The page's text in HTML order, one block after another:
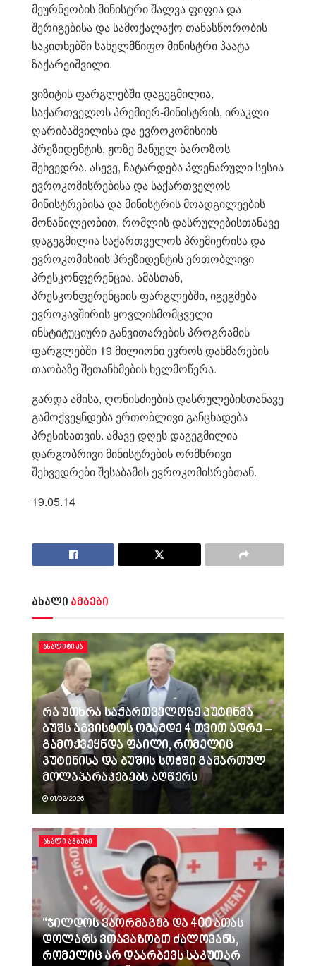
მეურნეობის მინისტრი შალვა ფიფია და
შერიგებისა და სამოქალაქო თანასწორობის
საკითხებში სახელმწიფო მინისტრი პაატა
ზაქარეიშვილი.
ვიზიტის ფარგლებში დაგეგმილია,
საქართველოს პრემიერ-მინისტრის, ირაკლი
ღარიბაშვილისა და ევროკომისიის
პრეზიდენტის, ჟოზე მანუელ ბაროზოს
შეხვედრა. ასევე, ჩატარდება პლენარული სესია
ევროკომისრებისა და საქართველოს
მინისტრებისა და მინისტრის მოადგილეების
მონაწილეობით, რომლის დასრულებისთანავე
დაგეგმილია საქართველოს პრემიერისა და
ევროკომისიის პრეზიდენტის ერთობლივი
პრესკონფერენცია. ამასთან,
პრესკონფერენციის ფარგლებში, იგეგმება
ევროკავშირის ყოვლისმომცველი
ინსტიტუციური განვითარების პროგრამის
ფარგლებში 19 მილიონი ევროს დახმარების
თაობაზე შეთანხმების ხელმოწერა.
გარდა ამისა, ღონისძიების დასრულებისთანავე
გამოქვეყნდება ერთობლივი განცხადება
პრესისათვის. ამავე დღეს დაგეგმილია
დარგობრივი მინისტრების ორმხრივი
შეხვედრები შესაბამის ევროკომისრებთან.
19.05.14
ახალი ამბები
ᲐᲜᲐᲚᲘᲢᲘᲙᲐ
რა უთხრა საქართველოზე პუტინმა
ბუშს აგვისტოს ომამდე 4 თვით ადრე –
გამოქვეყნდა ფაილი, რომელიც
პუტინისა და ბუშის სოჭში გამართულ
მოლაპარაკებებს აღწერს
01/02/2026
ᲐᲮᲐᲚᲘ ᲐᲛᲑᲔᲑᲘ
“ჯილდოს ვაორმაგებ და 400 ათას
დოლარს ვთავაზობთ ძალოვანს,
რომელიც არ დაარბევს საკუთარ